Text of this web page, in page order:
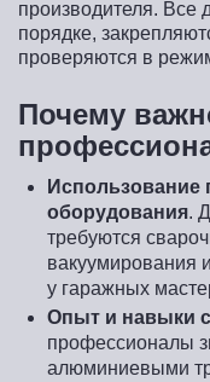
производителя. Все
порядке,
проверяются в
Почему
Использование
оборудования.
требуются
вакуумирования
у гаражных
Опыт и навыки
профессионалы
алюминиевыми